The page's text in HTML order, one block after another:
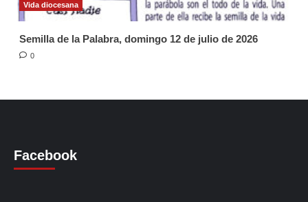
Vida diocesana
Semilla de la Palabra, domingo 12 de julio de 2026
0
Facebook